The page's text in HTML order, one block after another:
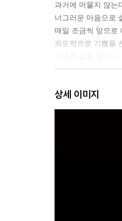
과거에 머물지 않는
너그러운 마음으로
매일 조금씩 앞으로
의도적으로 기쁨을
목표는 태도에 영향
목표는 현재를 붙잡
목표는 구체적이어
상세 이미지